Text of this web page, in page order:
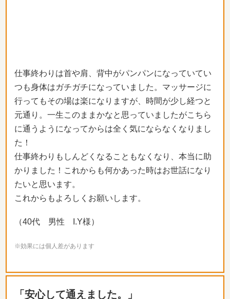
仕事終わりは首や肩、背中がパンパンになっていてい
つも身体はガチガチになっていました。マッサージに
行ってもその場は楽になりますが、時間が少し経つと
元通り。一生このままかなと思っていましたがこちら
に通うようになってからは全く気にならなくなりまし
た！
仕事終わりもしんどくなることもなくなり、本当に助
かりました！これからも何かあった時はお世話になり
たいと思います。
これからもよろしくお願いします。
（40代 男性 I.Y様）
※効果には個人差があります
「安心して通えました。」